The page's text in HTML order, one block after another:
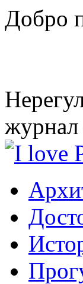
Добро
журнал